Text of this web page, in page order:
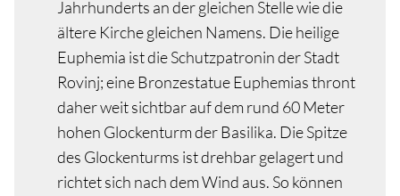
Jahrhunderts an der gleichen Stelle wie die
ältere Kirche gleichen Namens. Die heilige
Euphemia ist die Schutzpatronin der Stadt
Rovinj; eine Bronzestatue Euphemias thront
daher weit sichtbar auf dem rund 60 Meter
hohen Glockenturm der Basilika. Die Spitze
des Glockenturms ist drehbar gelagert und
richtet sich nach dem Wind aus. So können